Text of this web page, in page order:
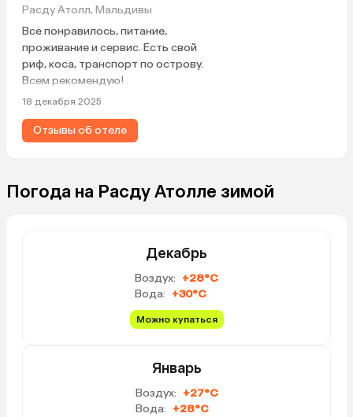
Расду Атолл, Мальдивы
Все понравилось, питание,
проживание и сервис. Есть свой
риф, коса, транспорт по острову.
Всем рекомендую!
18 декабря 2025
Отзывы об отеле
Погода на Расду Атолле зимой
Декабрь
Воздух: +28°C
Вода: +30°C
Можно купаться
Январь
Воздух: +27°C
Вода: +28°C